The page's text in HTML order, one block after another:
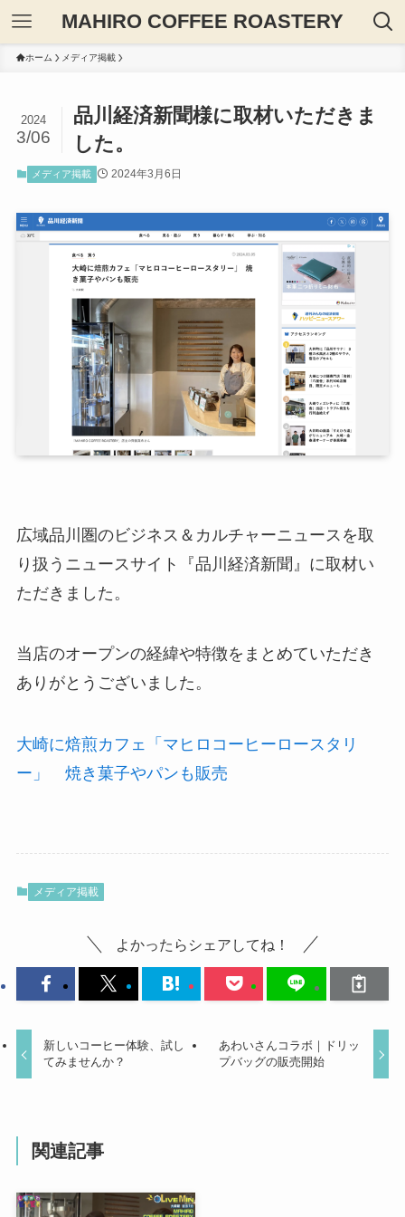
MAHIRO COFFEE ROASTERY
ホーム メディア掲載
品川経済新聞様に取材いただきま
した。
2024
3/06
メディア掲載 2024年3月6日
広域品川圏のビジネス＆カルチャーニュースを取
り扱うニュースサイト『品川経済新聞』に取材い
ただきました。
当店のオープンの経緯や特徴をまとめていただき
ありがとうございました。
大崎に焙煎カフェ「マヒロコーヒーロースタリ
ー」 焼き菓子やパンも販売
メディア掲載
よかったらシェアしてね！
新しいコーヒー体験、試し
てみませんか？
あわいさんコラボ｜ドリッ
プバッグの販売開始
関連記事